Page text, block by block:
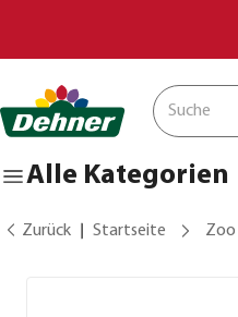
Alle Kategorien
Zurück Startseite Zoo